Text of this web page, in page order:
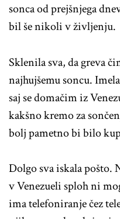
sonca od prejšnjega
bil še nikoli v življenju.
Sklenila sva, da greva
najhujšemu soncu.
saj se domačim iz
kakšno kremo za
bolj pametno bi bilo
Dolgo sva iskala pošto.
v Venezueli sploh ni
ima telefoniranje čez